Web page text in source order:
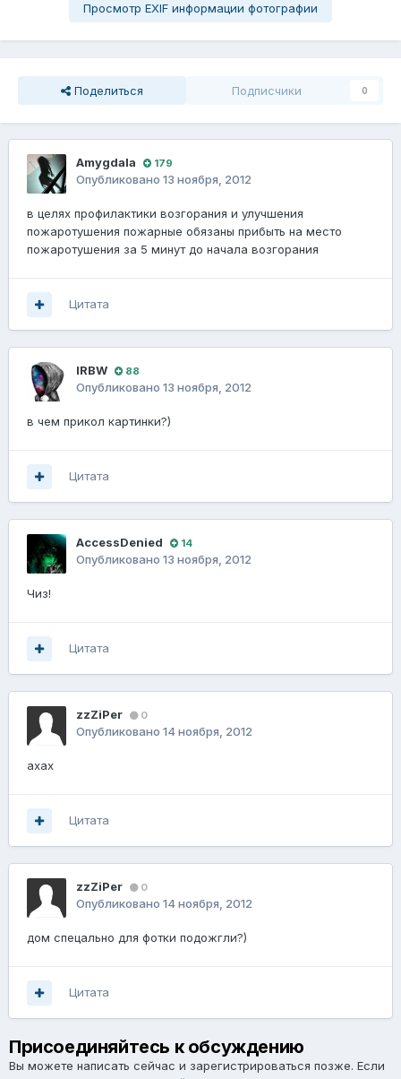
Просмотр EXIF информации фотографии
Поделиться Подписчики 0
Amygdala 179
Опубликовано 13 ноября, 2012
в целях профилактики возгорания и улучшения
пожаротушения пожарные обязаны прибыть на место
пожаротушения за 5 минут до начала возгорания
Цитата
lRBW 88
Опубликовано 13 ноября, 2012
в чем прикол картинки?)
Цитата
AccessDenied 14
Опубликовано 13 ноября, 2012
Чиз!
Цитата
zzZiPer 0
Опубликовано 14 ноября, 2012
ахах
Цитата
zzZiPer 0
Опубликовано 14 ноября, 2012
дом спецально для фотки подожгли?)
Цитата
Присоединяйтесь к обсуждению
Вы можете написать сейчас и зарегистрироваться позже. Если